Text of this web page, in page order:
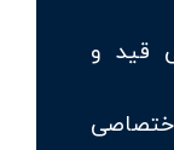
قید و